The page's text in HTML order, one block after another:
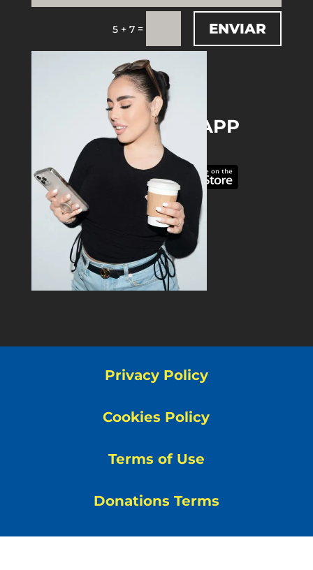
5 + 7 = ENVIAR
DOWNLOAD THE APP
Privacy Policy
Cookies Policy
Terms of Use
Donations Terms